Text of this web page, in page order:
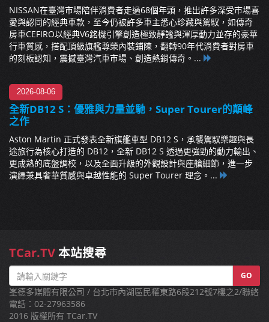
NISSAN在臺灣市場陪伴消費者走過68個年頭，推出許多深受市場喜
愛與認同的經典車款，至今仍被許多車主悉心珍藏與駕馭，如傳奇
房車CEFIRO以經典V6銘機引擎創造極致靜謐與渾厚動力並存的豪華
行車質感，搭配頂級旗艦尊榮內裝鋪陳，翻轉90年代消費者對房車
的刻板認知，震撼臺灣汽車市場、創造熱銷傳奇。...
2026-08-06
全新DB12 S：優雅與力量並馳，Super Tourer的顛峰
之作
Aston Martin 正式發表全新旗艦車型 DB12 S，承襲駕馭樂趣與長
途旅行為核心打造的 DB12，全新 DB12 S 透過更強勁的動力輸出、
更成熟的底盤調校，以及全面升級的外觀設計與座艙細節，進一步
演繹兼具奢華質感與卓越性能的 Super Tourer 理念。...
TCar.TV本站搜尋
GO
峯德多媒體有限公司 / 台北市內湖區民權東路6段212號7樓之2/聯絡
電話：02-27963586
2016 版權所有 TCar.TV